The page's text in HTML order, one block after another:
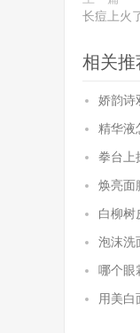
长痘上火
相关推
娇韵诗
精华液
拳台上
焕亮面
白柳树
泡沫洗
哪个眼
用美白